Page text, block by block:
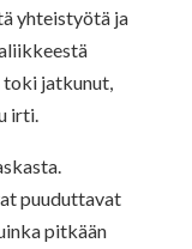
yhteistyötä ja
toki jatkunut,
irti.
puuduttavat
pitkään